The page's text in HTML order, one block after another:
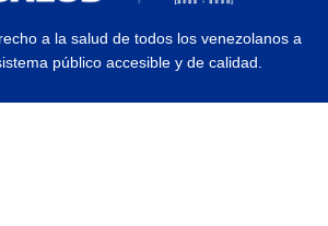
a la salud de todos los venezolanos a
público accesible y de calidad.